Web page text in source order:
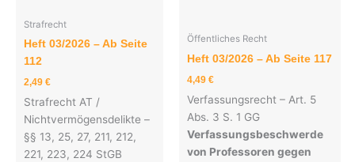
Strafrecht
Heft 03/2026 – Ab Seite
112
2,49 €
Strafrecht AT /
Nichtvermögensdelikte –
§§ 13, 25, 27, 211, 212,
221, 223, 224 StGB
Öffentliches Recht
Heft 03/2026 – Ab Seite 117
4,49 €
Verfassungsrecht – Art. 5
Abs. 3 S. 1 GG
Verfassungsbeschwerde
von Professoren gegen